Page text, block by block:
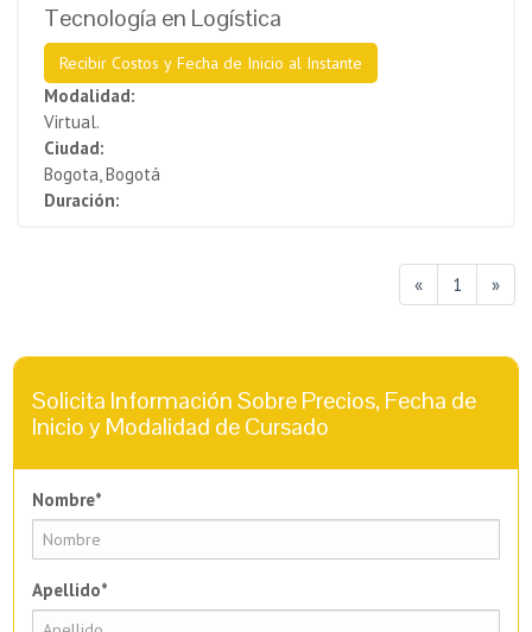
Tecnología en Logística
Recibir Costos y Fecha de Inicio al Instante
Modalidad:
Virtual.
Ciudad:
Bogota, Bogotá
Duración:
« 1 »
Solicita Información Sobre Precios, Fecha de
Inicio y Modalidad de Cursado
Nombre*
Apellido*